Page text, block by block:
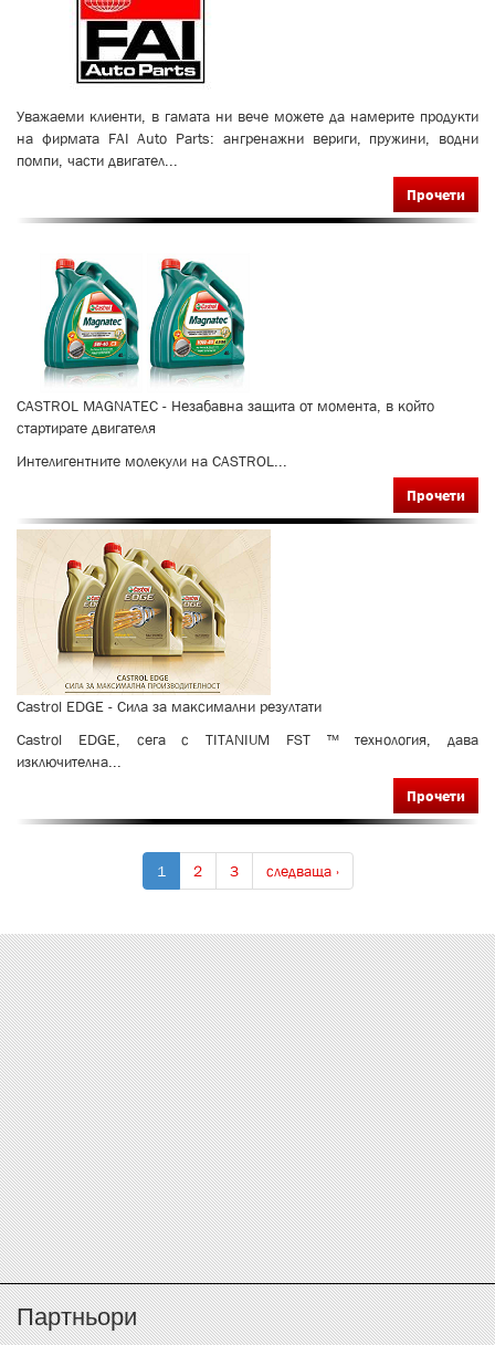
Уважаеми клиенти, в гамата ни вече можете да намерите продукти
на фирмата FAI Auto Parts: ангренажни вериги, пружини, водни
помпи, части двигател...
Прочети
CASTROL MAGNATEC - Незабавна защита от момента, в който
стартирате двигателя
Интелигентните молекули на CASTROL...
Прочети
Сastrol EDGE - Сила за максимални резултати
Сastrol EDGE, сега с TITANIUM FST ™ технология, дава
изключителна...
Прочети
1 2 3 следваща ›
Партньори